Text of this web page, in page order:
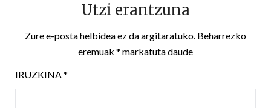
Utzi erantzuna
Zure e-posta helbidea ez da argitaratuko. Beharrezko
eremuak * markatuta daude
IRUZKINA*